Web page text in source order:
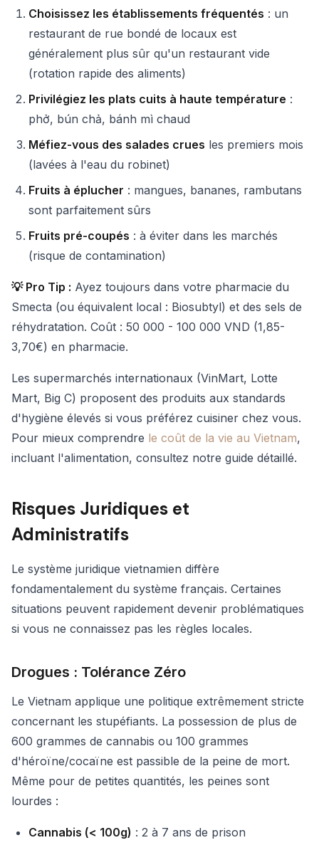
Choisissez les établissements fréquentés : un
restaurant de rue bondé de locaux est
généralement plus sûr qu'un restaurant vide
(rotation rapide des aliments)
Privilégiez les plats cuits à haute température :
phở, bún chả, bánh mì chaud
Méfiez-vous des salades crues les premiers mois
(lavées à l'eau du robinet)
Fruits à éplucher : mangues, bananes, rambutans
sont parfaitement sûrs
Fruits pré-coupés : à éviter dans les marchés
(risque de contamination)
💡 Pro Tip : Ayez toujours dans votre pharmacie du
Smecta (ou équivalent local : Biosubtyl) et des sels de
réhydratation. Coût : 50 000 - 100 000 VND (1,85-
3,70€) en pharmacie.
Les supermarchés internationaux (VinMart, Lotte
Mart, Big C) proposent des produits aux standards
d'hygiène élevés si vous préférez cuisiner chez vous.
Pour mieux comprendre le coût de la vie au Vietnam,
incluant l'alimentation, consultez notre guide détaillé.
Risques Juridiques et
Administratifs
Le système juridique vietnamien diffère
fondamentalement du système français. Certaines
situations peuvent rapidement devenir problématiques
si vous ne connaissez pas les règles locales.
Drogues : Tolérance Zéro
Le Vietnam applique une politique extrêmement stricte
concernant les stupéfiants. La possession de plus de
600 grammes de cannabis ou 100 grammes
d'héroïne/cocaïne est passible de la peine de mort.
Même pour de petites quantités, les peines sont
lourdes :
Cannabis (< 100g) : 2 à 7 ans de prison